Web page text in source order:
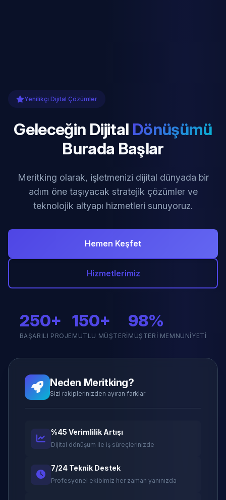
Yenilikçi Dijital Çözümler
Geleceğin Dijital Dönüşümü
Burada Başlar
Meritking olarak, işletmenizi dijital dünyada bir
adım öne taşıyacak stratejik çözümler ve
teknolojik altyapı hizmetleri sunuyoruz.
Hemen Keşfet
Hizmetlerimiz
250+
BAŞARILI PROJE
150+
MUTLU MÜŞTERI
98%
MÜŞTERI MEMNUNIYETI
Neden Meritking?
Sizi rakiplerinizden ayıran farklar
%45 Verimlilik Artışı
Dijital dönüşüm ile iş süreçlerinizde
7/24 Teknik Destek
Profesyonel ekibimiz her zaman yanınızda